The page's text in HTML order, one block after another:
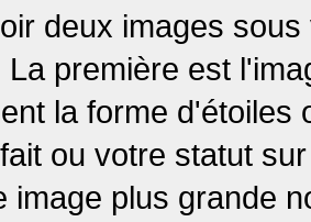
deux images
La première est
la forme d'étoiles
ou votre statut
image plus grande